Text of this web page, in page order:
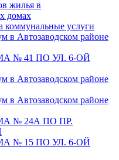
жилья в
домах
услуги
Автозаводском районе
№ 41 ПО УЛ. 6-ОЙ
Автозаводском районе
Автозаводском районе
№ 24А ПО ПР.
№ 15 ПО УЛ. 6-ОЙ